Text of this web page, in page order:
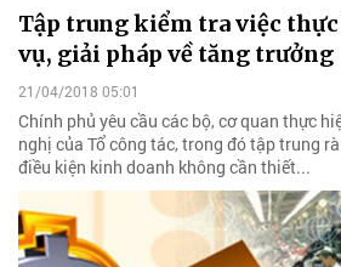
Tập trung kiểm tra việc
vụ, giải pháp về tăng trưởng
21/04/2018 05:01
Chính phủ yêu cầu các bộ, cơ quan thực
nghị của Tổ công tác, trong đó tập trung
điều kiện kinh doanh không cần thiết...